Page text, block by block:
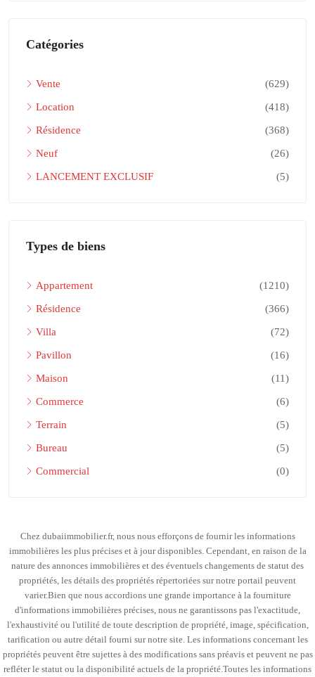
Catégories
Vente (629)
Location (418)
Résidence (368)
Neuf (26)
LANCEMENT EXCLUSIF (5)
Types de biens
Appartement (1210)
Résidence (366)
Villa (72)
Pavillon (16)
Maison (11)
Commerce (6)
Terrain (5)
Bureau (5)
Commercial (0)
Chez dubaiimmobilier.fr, nous nous efforçons de fournir les informations
immobilières les plus précises et à jour disponibles. Cependant, en raison de la
nature des annonces immobilières et des éventuels changements de statut des
propriétés, les détails des propriétés répertoriées sur notre portail peuvent
varier.Bien que nous accordions une grande importance à la fourniture
d'informations immobilières précises, nous ne garantissons pas l'exactitude,
l'exhaustivité ou l'utilité de toute description de propriété, image, spécification,
tarification ou autre détail fourni sur notre site. Les informations concernant les
propriétés peuvent être sujettes à des modifications sans préavis et peuvent ne pas
refléter le statut ou la disponibilité actuels de la propriété.Toutes les informations